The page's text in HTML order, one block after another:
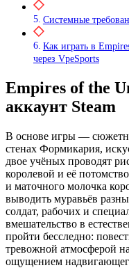
Системные
Как играть в
через VpeSports
Empires of the
аккаунт Steam
В основе игры —
стенах Формикария,
двое учёных проводят
королевой и её
и маточного молочка
выводить муравьёв
солдат, рабочих и
вмешательство в
пройти бесследно:
тревожной атмосферой
ощущением